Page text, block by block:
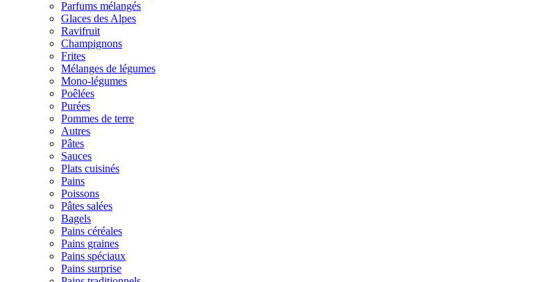
Parfums mélangés
Glaces des Alpes
Ravifruit
Champignons
Frites
Mélanges de légumes
Mono-légumes
Poêlées
Purées
Pommes de terre
Autres
Pâtes
Sauces
Plats cuisinés
Pains
Poissons
Pâtes salées
Bagels
Pains céréales
Pains graines
Pains spéciaux
Pains surprise